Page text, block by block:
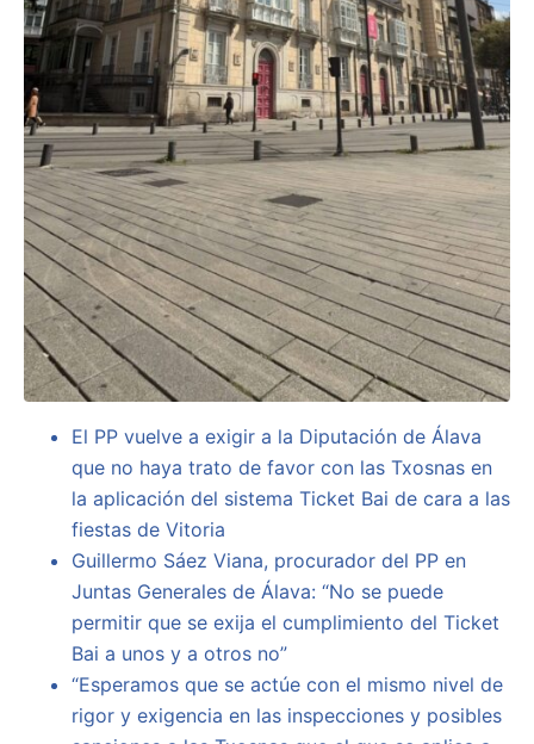
El PP vuelve a exigir a la Diputación de Álava
que no haya trato de favor con las Txosnas en
la aplicación del sistema Ticket Bai de cara a las
fiestas de Vitoria
Guillermo Sáez Viana, procurador del PP en
Juntas Generales de Álava: “No se puede
permitir que se exija el cumplimiento del Ticket
Bai a unos y a otros no”
“Esperamos que se actúe con el mismo nivel de
rigor y exigencia en las inspecciones y posibles